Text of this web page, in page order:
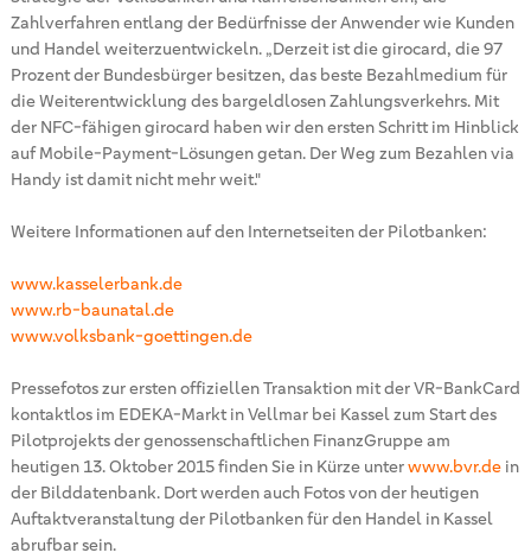
Zahlverfahren entlang der Bedürfnisse der Anwender wie Kunden
und Handel weiterzuentwickeln. „Derzeit ist die girocard, die 97
Prozent der Bundesbürger besitzen, das beste Bezahlmedium für
die Weiterentwicklung des bargeldlosen Zahlungsverkehrs. Mit
der NFC-fähigen girocard haben wir den ersten Schritt im Hinblick
auf Mobile-Payment-Lösungen getan. Der Weg zum Bezahlen via
Handy ist damit nicht mehr weit."
Weitere Informationen auf den Internetseiten der Pilotbanken:
www.kasselerbank.de
www.rb-baunatal.de
www.volksbank-goettingen.de
Pressefotos zur ersten offiziellen Transaktion mit der VR-BankCard
kontaktlos im EDEKA-Markt in Vellmar bei Kassel zum Start des
Pilotprojekts der genossenschaftlichen FinanzGruppe am
heutigen 13. Oktober 2015 finden Sie in Kürze unterwww.bvr.dein
der Bilddatenbank. Dort werden auch Fotos von der heutigen
Auftaktveranstaltung der Pilotbanken für den Handel in Kassel
abrufbar sein.